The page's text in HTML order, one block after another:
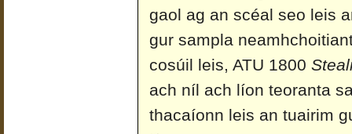
gaol ag an scéal seo leis
gur sampla
cosúil leis, ATU 1800
ach níl ach líon teoranta
thacaíonn leis an tuairim